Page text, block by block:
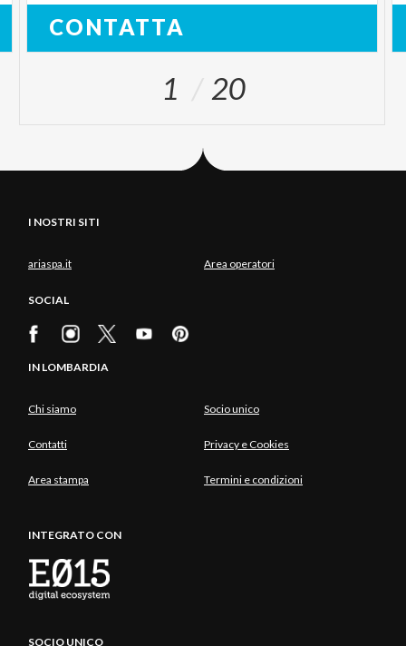
CONTATTA
1 20
I NOSTRI SITI
ariaspa.it Area operatori
SOCIAL
IN LOMBARDIA
Chi siamo Socio unico
Contatti Privacy e Cookies
Area stampa Termini e condizioni
INTEGRATO CON
SOCIO UNICO